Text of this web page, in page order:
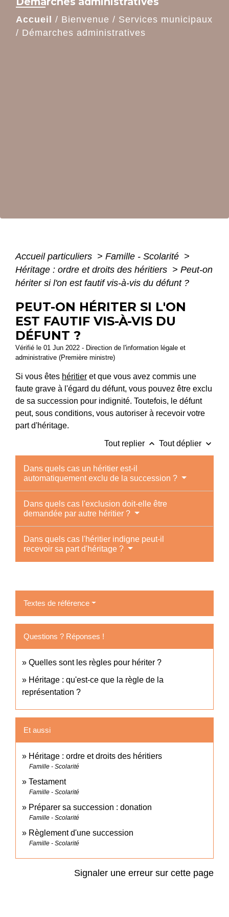
Accueil / Bienvenue / Services municipaux
/ Démarches administratives
Accueil particuliers > Famille - Scolarité >
Héritage : ordre et droits des héritiers > Peut-on
hériter si l'on est fautif vis-à-vis du défunt ?
PEUT-ON HÉRITER SI L'ON
EST FAUTIF VIS-À-VIS DU
DÉFUNT ?
Vérifié le 01 Jun 2022 - Direction de l'information légale et
administrative (Première ministre)
Si vous êtes héritier et que vous avez commis une
faute grave à l'égard du défunt, vous pouvez être exclu
de sa succession pour indignité. Toutefois, le défunt
peut, sous conditions, vous autoriser à recevoir votre
part d'héritage.
Tout replier keyboard_arrow_up Tout déplier keyboard_arrow_down
Dans quels cas un héritier est-il
automatiquement exclu de la succession ?
Dans quels cas l'exclusion doit-elle être
demandée par autre héritier ?
Dans quels cas l'héritier indigne peut-il
recevoir sa part d'héritage ?
Textes de référence
Questions ? Réponses !
Quelles sont les règles pour hériter ?
Héritage : qu'est-ce que la règle de la
représentation ?
Et aussi
Héritage : ordre et droits des héritiers
Famille - Scolarité
Testament
Famille - Scolarité
Préparer sa succession : donation
Famille - Scolarité
Règlement d'une succession
Famille - Scolarité
Signaler une erreur sur cette page